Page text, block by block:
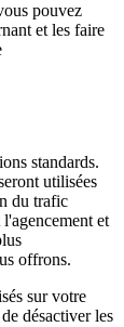
pouvez
et les faire
standards.
utilisées
du trafic
et
offrons.
sur votre
désactiver les